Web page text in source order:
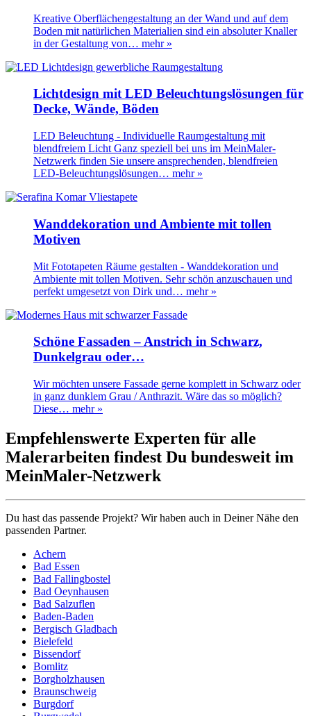
Kreative Oberflächengestaltung an der Wand und auf dem
Boden mit natürlichen Materialien sind ein absoluter Knaller
in der Gestaltung von… mehr »
Lichtdesign mit LED Beleuchtungslösungen für
Decke, Wände, Böden
LED Beleuchtung - Individuelle Raumgestaltung mit
blendfreiem Licht Ganz speziell bei uns im MeinMaler-
Netzwerk finden Sie unsere ansprechenden, blendfreien
LED-Beleuchtungslösungen… mehr »
Wanddekoration und Ambiente mit tollen
Motiven
Mit Fototapeten Räume gestalten - Wanddekoration und
Ambiente mit tollen Motiven. Sehr schön anzuschauen und
perfekt umgesetzt von Dirk und… mehr »
Schöne Fassaden – Anstrich in Schwarz,
Dunkelgrau oder…
Wir möchten unsere Fassade gerne komplett in Schwarz oder
in ganz dunklem Grau / Anthrazit. Wäre das so möglich?
Diese… mehr »
Empfehlenswerte Experten für alle
Malerarbeiten findest Du bundesweit im
MeinMaler-Netzwerk
Du hast das passende Projekt? Wir haben auch in Deiner Nähe den
passenden Partner.
Achern
Bad Essen
Bad Fallingbostel
Bad Oeynhausen
Bad Salzuflen
Baden-Baden
Bergisch Gladbach
Bielefeld
Bissendorf
Bomlitz
Borgholzhausen
Braunschweig
Burgdorf